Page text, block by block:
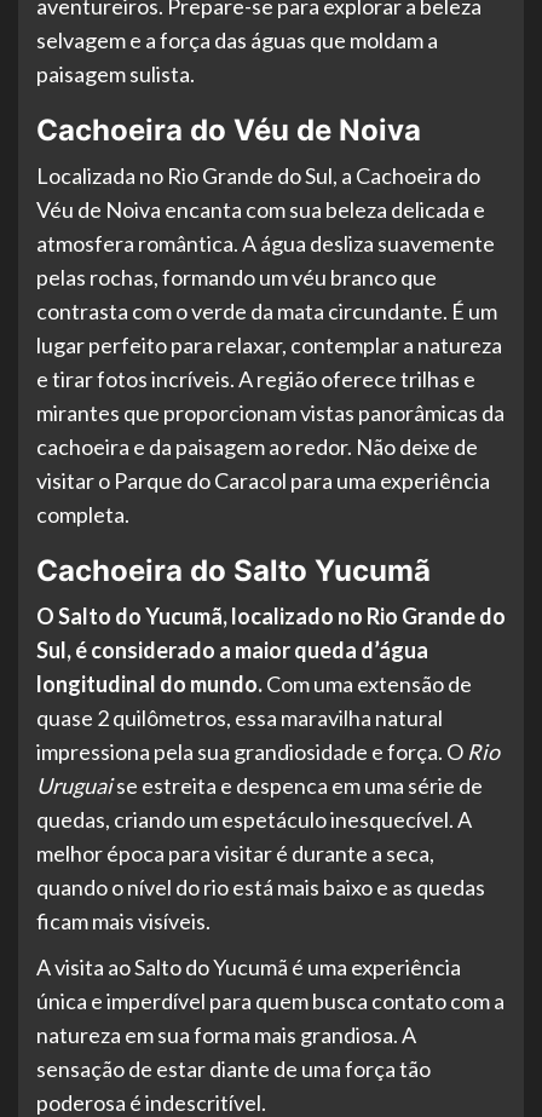
aventureiros. Prepare-se para explorar a beleza
selvagem e a força das águas que moldam a
paisagem sulista.
Cachoeira do Véu de Noiva
Localizada no Rio Grande do Sul, a Cachoeira do
Véu de Noiva encanta com sua beleza delicada e
atmosfera romântica. A água desliza suavemente
pelas rochas, formando um véu branco que
contrasta com o verde da mata circundante. É um
lugar perfeito para relaxar, contemplar a natureza
e tirar fotos incríveis. A região oferece trilhas e
mirantes que proporcionam vistas panorâmicas da
cachoeira e da paisagem ao redor. Não deixe de
visitar o Parque do Caracol para uma experiência
completa.
Cachoeira do Salto Yucumã
O Salto do Yucumã, localizado no Rio Grande do
Sul, é considerado a maior queda d’água
longitudinal do mundo.Com uma extensão de
quase 2 quilômetros, essa maravilha natural
impressiona pela sua grandiosidade e força. O Rio
Uruguaise estreita e despenca em uma série de
quedas, criando um espetáculo inesquecível. A
melhor época para visitar é durante a seca,
quando o nível do rio está mais baixo e as quedas
ficam mais visíveis.
A visita ao Salto do Yucumã é uma experiência
única e imperdível para quem busca contato com a
natureza em sua forma mais grandiosa. A
sensação de estar diante de uma força tão
poderosa é indescritível.